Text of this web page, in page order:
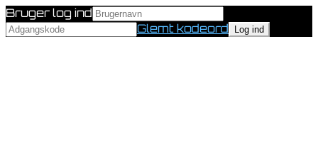
Bruger log ind
Glemt kodeord